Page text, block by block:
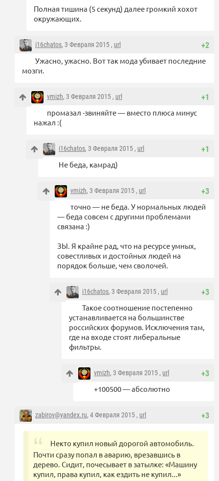
Полная тишина (5 секунд) далее громкий хохот
окружающих.
+2
i16chatos, 3 Февраля 2015 , url
Ужасно, ужасно. Вот так мода убивает последние
мозги.
+1
vmizh, 3 Февраля 2015 , url
промазал -звиняйте — вместо плюса минус
нажал :(
+1
i16chatos, 3 Февраля 2015 , url
Не беда, камрад)
+3
vmizh, 3 Февраля 2015 , url
точно — не беда. У нормальных людей
— беда совсем с другими проблемами
связана :)
ЗЫ. Я крайне рад, что на ресурсе умных,
совестливых и достойных людей на
порядок больше, чем сволочей.
+3
i16chatos, 3 Февраля 2015 , url
Такое соотношение постепенно
устанавливается на большинстве
российских форумов. Исключения там,
где на входе стоят либеральные
фильтры.
+3
vmizh, 3 Февраля 2015 , url
+100500 — абсолютно
+3
zabirov@yandex.ru, 4 Февраля 2015 , url
Некто купил новый дорогой автомобиль.
Почти сразу попал в аварию, врезавшись в
дерево. Сидит, почесывает в затылке: «Машину
купил, права купил, как ездить не купил...»